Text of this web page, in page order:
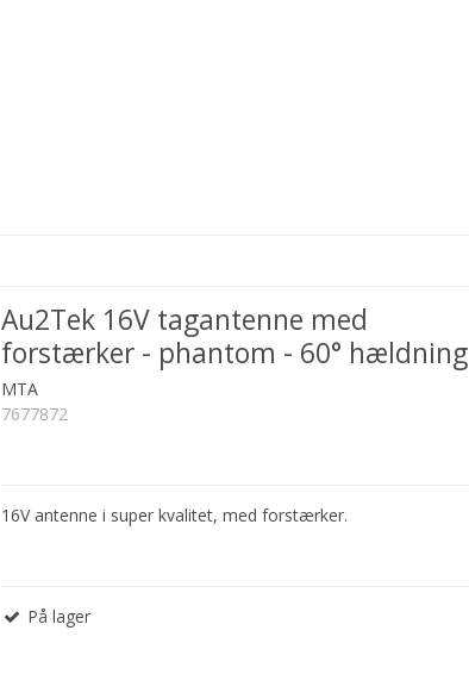
Au2Tek 16V tagantenne med
forstærker - phantom - 60° hældning
MTA
7677872
16V antenne i super kvalitet, med forstærker.
På lager